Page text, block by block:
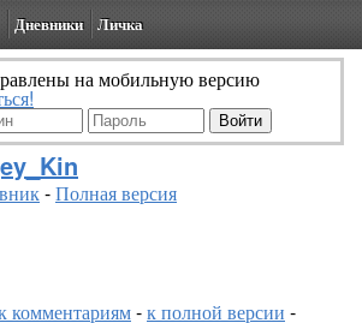
Дневники Личка
на мобильную версию
-Полная версия
комментариям-к полной версии -